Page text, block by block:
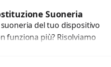
Suoneria
suoneria del tuo dispositivo
funziona più? Risolviamo